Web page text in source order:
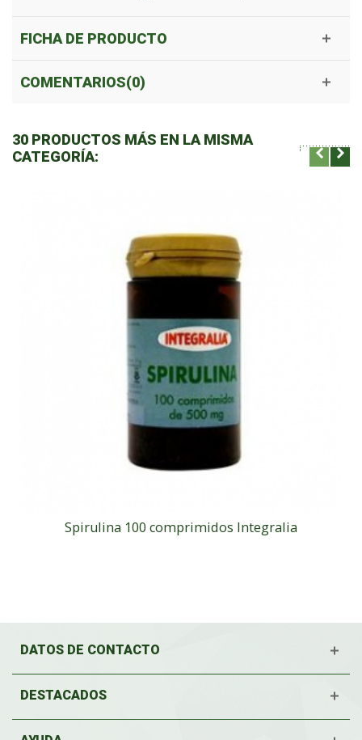
FICHA DE PRODUCTO
COMENTARIOS(0)
30 PRODUCTOS MÁS EN LA MISMA
CATEGORÍA:
Spirulina 100 comprimidos Integralia
DATOS DE CONTACTO
DESTACADOS